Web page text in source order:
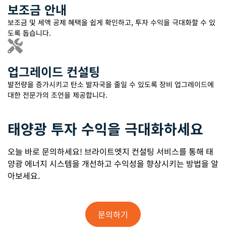
보조금 안내
보조금 및 세액 공제 혜택을 쉽게 확인하고, 투자 수익을 극대화할 수 있
도록 돕습니다.
업그레이드 컨설팅
발전량을 증가시키고 탄소 발자국을 줄일 수 있도록 장비 업그레이드에
대한 전문가의 조언을 제공합니다.
태양광 투자 수익을 극대화하세요
오늘 바로 문의하세요! 브라이트엣지 컨설팅 서비스를 통해 태
양광 에너지 시스템을 개선하고 수익성을 향상시키는 방법을 알
아보세요.
문의하기